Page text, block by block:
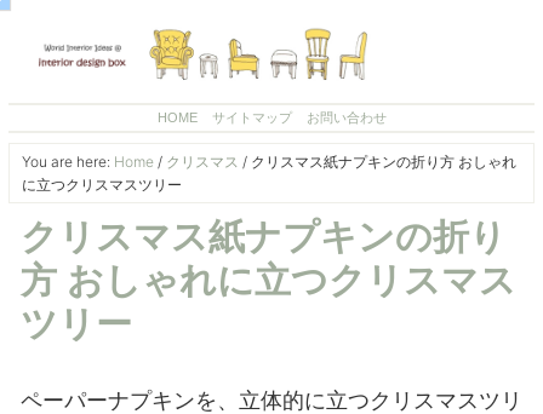
HOME サイトマップ お問い合わせ
You are here: Home / クリスマス /クリスマス紙ナプキンの折り方 おしゃれ
に立つクリスマスツリー
クリスマス紙ナプキンの折り
方 おしゃれに立つクリスマス
ツリー
ペーパーナプキンを、立体的に立つクリスマスツリ